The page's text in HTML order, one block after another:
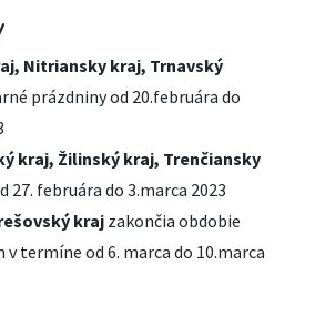
Nitriansky kraj, Trnavský
prázdniny od 20.februára do
kraj, Žilinský kraj, Trenčiansky
27. februára do 3.marca 2023
kraj zakončia obdobie
v termíne od 6. marca do 10.marca